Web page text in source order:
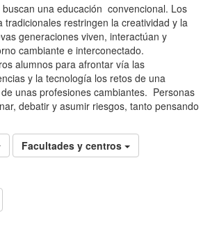
una educación convencional. Los
tradicionales restringen la creatividad y la
generaciones viven, interactúan y
cambiante e interconectado.
alumnos para afrontar vía las
y la tecnología los retos de una
unas profesiones cambiantes. Personas
debatir y asumir riesgos, tanto pensando
Facultades y centros